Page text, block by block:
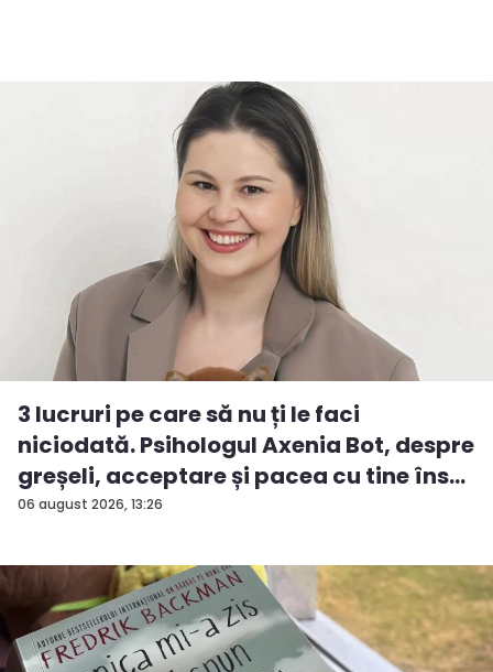
06 august 2026, 13:26
3 lucruri pe care să nu ți le faci
niciodată. Psihologul Axenia Bot, despre
greșeli, acceptare și pacea cu tine îns...